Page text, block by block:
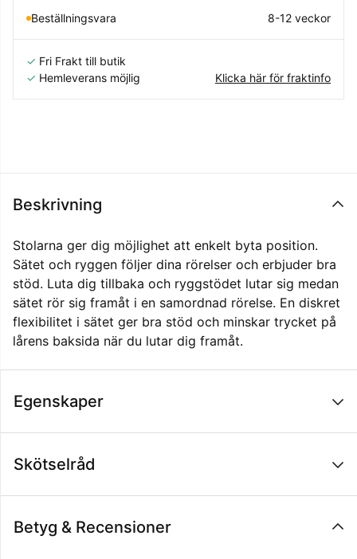
Beställningsvara 8-12 veckor
✓ Fri Frakt till butik
✓ Hemleverans möjlig Klicka här för fraktinfo
Beskrivning
Stolarna ger dig möjlighet att enkelt byta position.
Sätet och ryggen följer dina rörelser och erbjuder bra
stöd. Luta dig tillbaka och ryggstödet lutar sig medan
sätet rör sig framåt i en samordnad rörelse. En diskret
flexibilitet i sätet ger bra stöd och minskar trycket på
lårens baksida när du lutar dig framåt.
Egenskaper
Skötselråd
Betyg & Recensioner